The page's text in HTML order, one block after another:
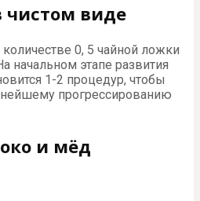
чистом виде
0, 5 чайной ложки
начальном этапе развития
1-2 процедур, чтобы
прогрессированию
и мёд